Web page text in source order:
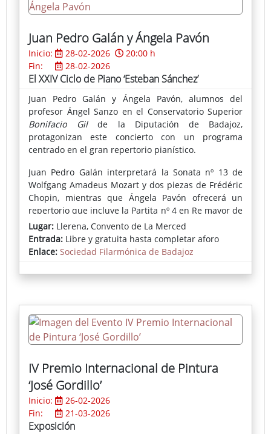
Juan Pedro Galán y Ángela Pavón
Inicio: 28-02-2026
20:00 h
Fin:
28-02-2026
El XXIV Ciclo de Piano ‘Esteban Sánchez’
Juan Pedro Galán y Ángela Pavón, alumnos del
profesor Ángel Sanzo en el Conservatorio Superior
Bonifacio Gilde la Diputación de Badajoz,
protagonizan este concierto con un programa
centrado en el gran repertorio pianístico.
Juan Pedro Galán interpretará la Sonata nº 13 de
Wolfgang Amadeus Mozart y dos piezas de Frédéric
Chopin, mientras que Ángela Pavón ofrecerá un
repertorio que incluye la Partita nº 4 en Re mayor de
Johann Sebastian Bach y una balada de Chopin.
Lugar: Llerena, Convento de La Merced
Entrada: Libre y gratuita hasta completar aforo
Enlace: Sociedad Filarmónica de Badajoz
IV Premio Internacional de Pintura
‘José Gordillo’
Inicio:
26-02-2026
Fin:
21-03-2026
Exposición